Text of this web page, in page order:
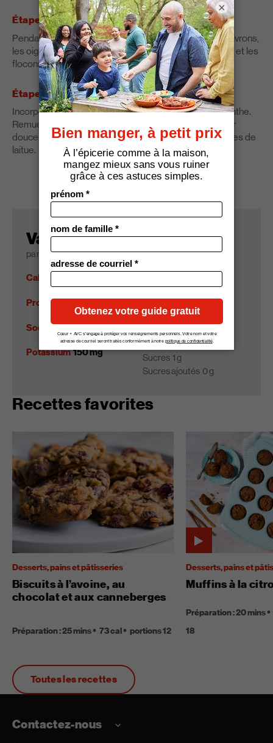
Étape 2
Pendant ce temps, dans un grand bol, mélanger les poivrons,
les oignons, le zeste et le jus de citron, l'huile de canola et les
flocons de piment. Remuer pour bien mélanger.
Étape 3
Incorporer au mélange les lentilles égouttées et la menthe.
Remuer délicatement jusqu'à bien mélangé. Incorporer
doucement le fromage de chèvre et servir sur les feuilles de
laitue.
Valeur nutritive
par portion (125 mL avec une feuille de laitue)
Calories
Protéines4 g
Sodium40 mg
Potassium150 mg
Cholestérol
5 mg
Glucides 12 g
Fibres 3 g
Sucres 1 g
Sucres ajoutés 0 g
Recettes favorites
Desserts, pains et pâtisseries
Biscuits à l’avoine, au
chocolat et aux canneberges
Préparation : 25 mins 73 cal portions 12
Desserts, pains et
Muffins à la
Préparation : 20 mins
18
Toutes les recettes
Contactez-nous
×